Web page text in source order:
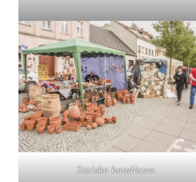
Stoiska handlowe.